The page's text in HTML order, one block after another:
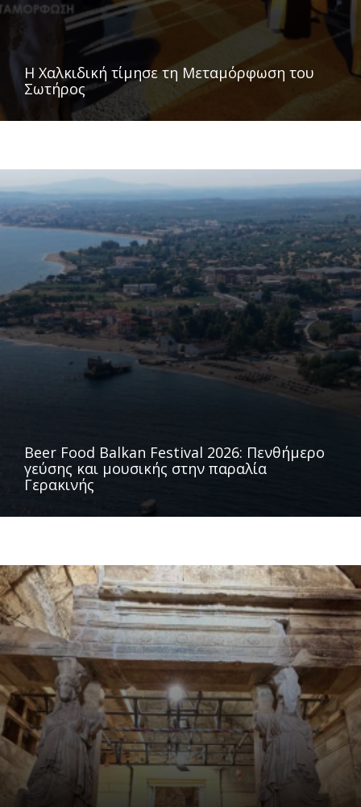
Η Χαλκιδική τίμησε τη Μεταμόρφωση του
Σωτήρος
Beer Food Balkan Festival 2026: Πενθήμερο
γεύσης και μουσικής στην παραλία
Γερακινής